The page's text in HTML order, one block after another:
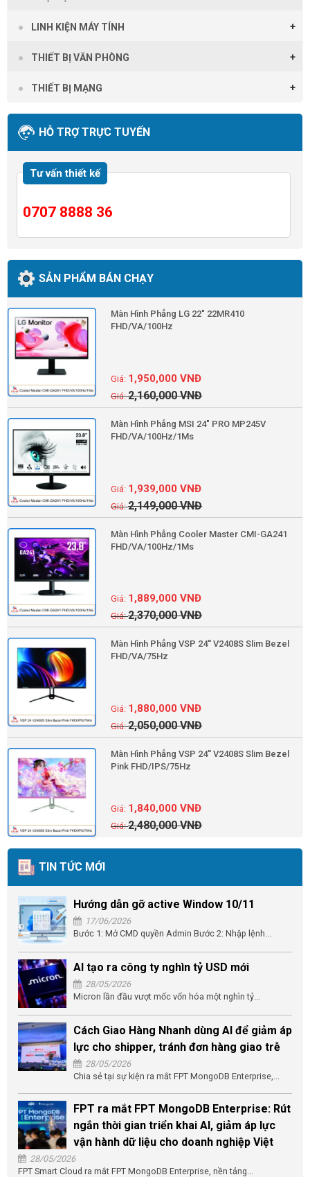
LINH KIỆN MÁY TÍNH
THIẾT BỊ VĂN PHÒNG
THIẾT BỊ MẠNG
HỖ TRỢ TRỰC TUYẾN
Tư vấn thiết kế
0707 8888 36
SẢN PHẨM BÁN CHẠY
Màn Hình Phẳng LG 22" 22MR410
FHD/VA/100Hz
2,160,000VNĐ
1,950,000VNĐ
Màn Hình Phẳng MSI 24" PRO MP245V
FHD/VA/100Hz/1Ms
2,149,000VNĐ
1,939,000VNĐ
Màn Hình Phẳng Cooler Master CMI-GA241
FHD/VA/100Hz/1Ms
2,370,000VNĐ
1,889,000VNĐ
Màn Hình Phẳng VSP 24'' V2408S Slim Bezel
FHD/VA/75Hz
2,050,000VNĐ
1,880,000VNĐ
Màn Hình Phẳng VSP 24'' V2408S Slim Bezel
Pink FHD/IPS/75Hz
2,480,000VNĐ
1,840,000VNĐ
TIN TỨC MỚI
Hướng dẫn gỡ active Window 10/11
17/06/2026
Bước 1: Mở CMD quyền Admin Bước 2: Nhập lệnh...
AI tạo ra công ty nghìn tỷ USD mới
28/05/2026
Micron lần đầu vượt mốc vốn hóa một nghìn tỷ...
Cách Giao Hàng Nhanh dùng AI để giảm áp
lực cho shipper, tránh đơn hàng giao trễ
28/05/2026
Chia sẻ tại sự kiện ra mắt FPT MongoDB Enterprise,...
FPT ra mắt FPT MongoDB Enterprise: Rút
ngắn thời gian triển khai AI, giảm áp lực
vận hành dữ liệu cho doanh nghiệp Việt
28/05/2026
FPT Smart Cloud ra mắt FPT MongoDB Enterprise, nền tảng...